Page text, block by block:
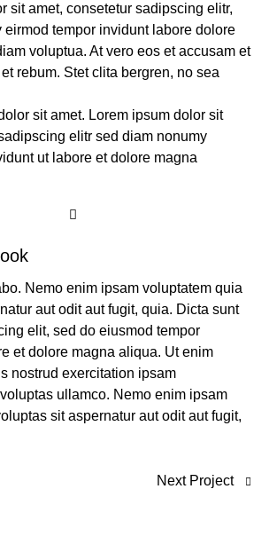
sit amet, consetetur sadipscing elitr,
eirmod tempor invidunt labore dolore
voluptua. At vero eos et accusam et
rebum. Stet clita bergren, no sea
sit amet. Lorem ipsum dolor sit
elitr sed diam nonumy
ut labore et dolore magna
Nemo enim ipsam voluptatem quia
aut odit aut fugit, quia. Dicta sunt
elit, sed do eiusmod tempor
et dolore magna aliqua. Ut enim
nostrud exercitation ipsam
ullamco. Nemo enim ipsam
sit aspernatur aut odit aut fugit,
Next Project